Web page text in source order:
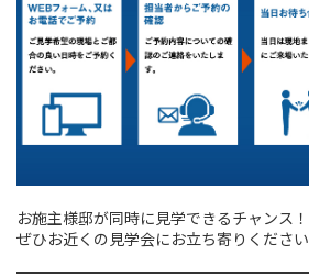
お施主様邸が同時に見学できるチャンス！
ぜひお近くの見学会にお立ち寄りください